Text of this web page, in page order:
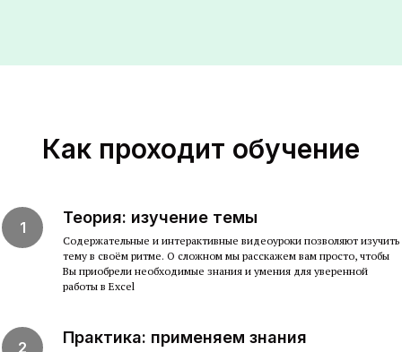
Как проходит обучение
Теория: изучение темы
Содержательные и интерактивные видеоуроки позволяют изучить
тему в своём ритме. О сложном мы расскажем вам просто, чтобы
Вы приобрели необходимые знания и умения для уверенной
работы в Excel
Практика: применяем знания